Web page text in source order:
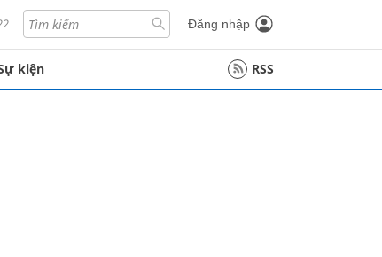
Đăng nhập
kiện RSS